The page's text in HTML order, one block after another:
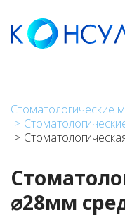
основному
содержанию
Стоматологические
⌀28мм